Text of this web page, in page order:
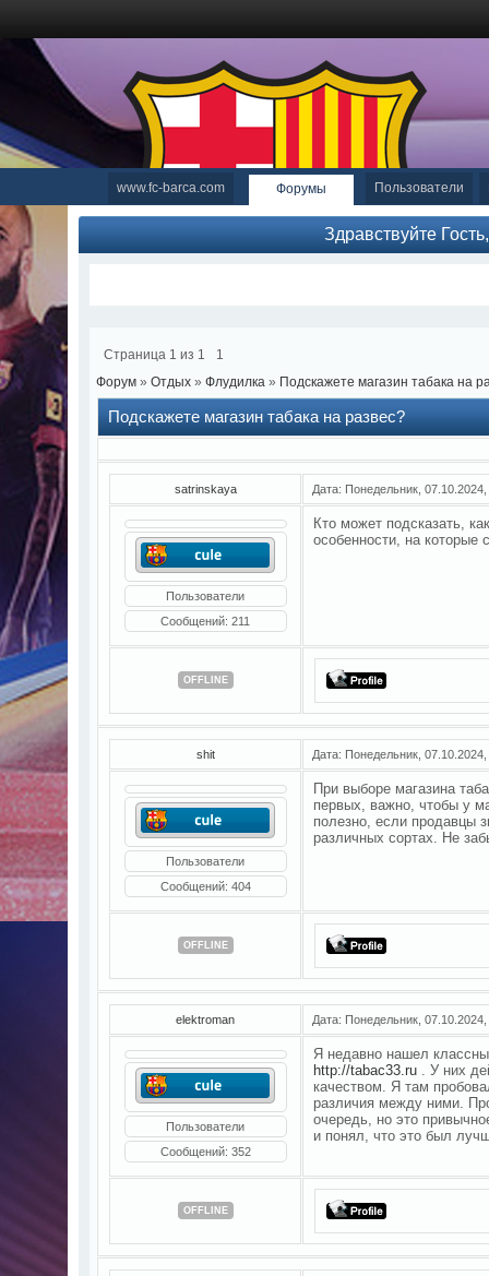
www.fc-barca.com Форумы Пользователи
Здравствуйте
Страница 1 из 1
1
Форум » Отдых » Флудилка » Подскажете магазин табака на
Подскажете магазин табака на развес?
satrinskaya Дата: Понедельник,
Пользователи
Сообщений:211
Кто может подсказать,
особенности, на которые
OFFLINE
shit Дата: Понедельник,
Пользователи
Сообщений: 404
При выборе магазина
первых, важно, чтобы у
полезно, если продавцы
различных сортах. Не
OFFLINE
elektroman Дата: Понедельник,
Пользователи
Сообщений: 352
Я недавно нашел
http://tabac33.ru . У них
качеством. Я там
различия между ними.
очередь, но это
и понял, что это был
OFFLINE